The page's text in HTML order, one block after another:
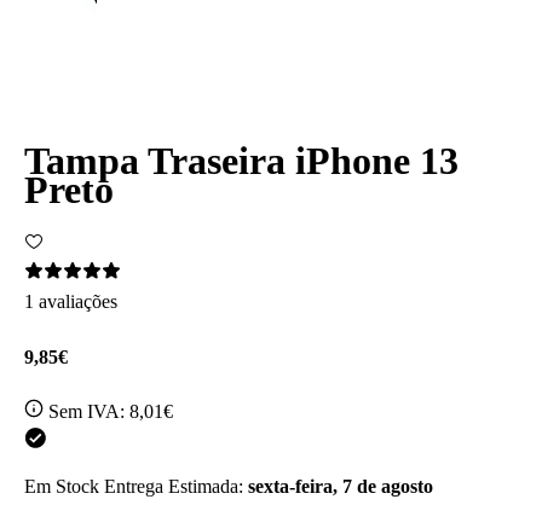
Tampa Traseira iPhone 13
Preto
1 avaliações
9,85€
Sem IVA: 8,01€
Em Stock Entrega Estimada: sexta-feira, 7 de agosto